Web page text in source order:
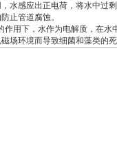
水感应出正电荷，将水中过
止管道腐蚀。
作用下，水作为电解质，在
场环境而导致细菌和藻类的